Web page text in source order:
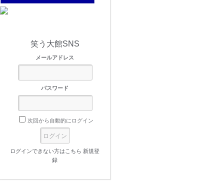
笑う大館SNS
メールアドレス
パスワード
次回から自動的にログイン
ログインできない方はこちら 新規登
録